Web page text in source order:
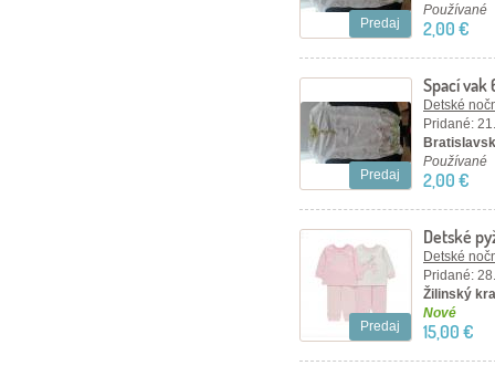
Predaj
Používané
2,00 €
Predaj
Spací
Detské
Pridané:
Používané
2,00 €
Predaj
Detské
sada 2ks
Detské
Pridané:
Žilinský
Nové
15,00 €